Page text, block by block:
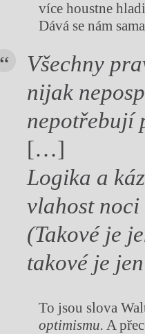
více houstne
Dává se nám
Všechny
nijak
nepotřebují
[…]
Logika a
vlahost
(Takové je
takové je
To jsou slova
optimismu. A